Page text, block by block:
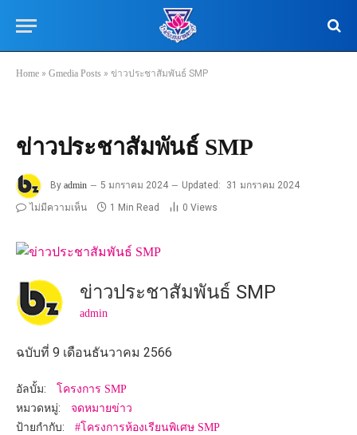
Home » Gmedia Posts » ข่าวประชาสัมพันธ์ SMP
ข่าวประชาสัมพันธ์ SMP
By admin 5 มกราคม 2024 Updated:
31 มกราคม 2024
ไม่มีความเห็น
1 Min Read 0 Views
ข่าวประชาสัมพันธ์ SMP
admin
ฉบับที่ 9 เดือนธันวาคม 2566
อัลบั้ม: โครงการ SMP
หมวดหมู่: จดหมายข่าว
ป้ายกำกับ: #โครงการห้องเรียนพิเศษ SMP